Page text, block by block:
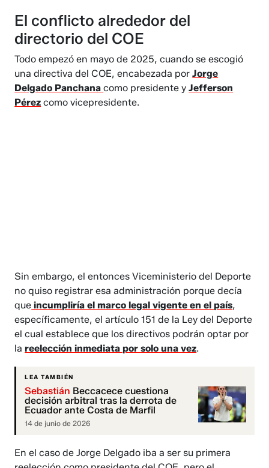
El conflicto alrededor del
directorio del COE
Todo empezó en mayo de 2025, cuando se escogió
una directiva del COE, encabezada porJorge
Delgado Panchanacomo presidente yJefferson
Pérez como vicepresidente.
Sin embargo, el entonces Viceministerio del Deporte
no quiso registrar esa administración porque decía
que incumpliría el marco legal vigente en el país,
específicamente, el artículo 151 de la Ley del Deporte
el cual establece que los directivos podrán optar por
lareelección inmediata por solo una vez.
LEA TAMBIÉN
Sebastián Beccacece cuestiona
decisión arbitral tras la derrota de
Ecuador ante Costa de Marfil
14 de junio de 2026
En el caso de Jorge Delgado iba a ser su primera